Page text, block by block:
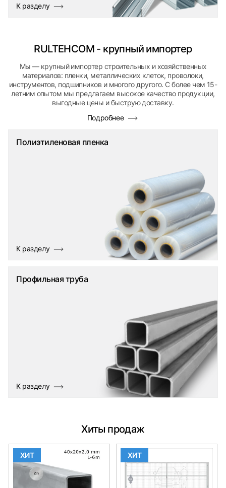
К разделу
RULTEHCOM - крупный импортер
Мы — крупный импортер строительных и хозяйственных
материалов: пленки, металлических клеток, проволоки,
инструментов, подшипников и многого другого. С более чем 15-
летним опытом мы предлагаем высокое качество продукции,
выгодные цены и быструю доставку.
Подробнее
Полиэтиленовая пленка
К разделу
Профильная труба
К разделу
Хиты продаж
ХИТ ХИТ